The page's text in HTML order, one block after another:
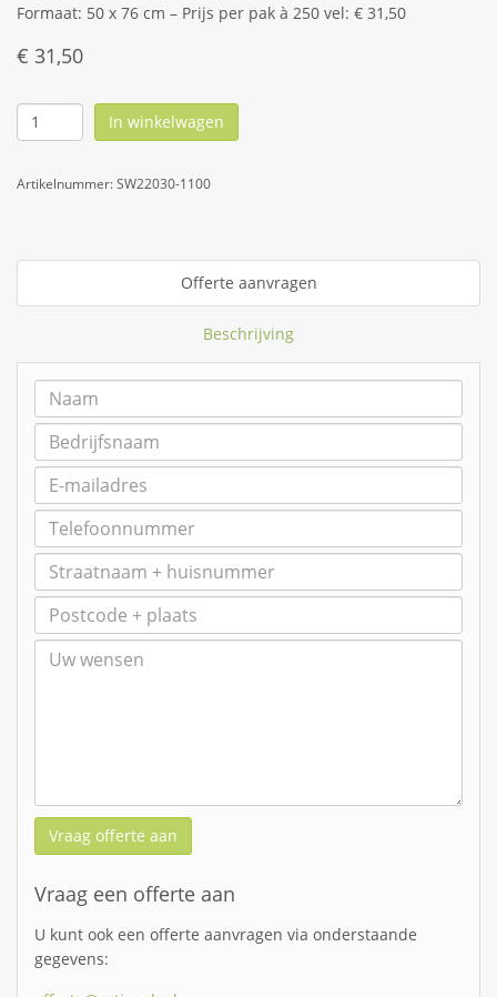
Formaat: 50 x 76 cm – Prijs per pak à 250 vel: € 31,50
€ 31,50
In winkelwagen
Artikelnummer:SW22030-1100
Offerte aanvragen
Beschrijving
Vraag offerte aan
Vraag een offerte aan
U kunt ook een offerte aanvragen via onderstaande
gegevens: